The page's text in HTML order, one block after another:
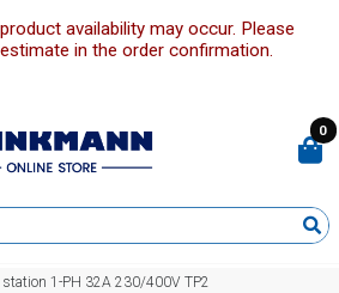
availability may occur. Please
in the order confirmation.
0
station 1-PH 32A 230/400V TP2